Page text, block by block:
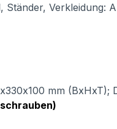
Ständer, Verkleidung:
mm (BxHxT);